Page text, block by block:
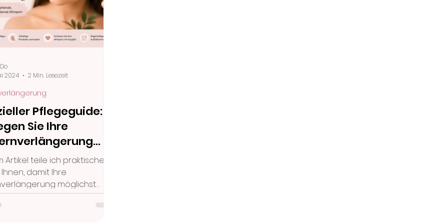
Pflegeguide:
Sie Ihre
Behandlung
Artikel teile ich praktische
damit Ihre
möglichst
und gepflegt bleibt. Von
2024
2 Min. Lesezeit